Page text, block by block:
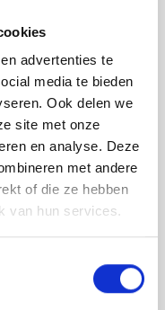
advertenties te
media te bieden
Ook delen we
site met onze
en analyse. Deze
met andere
of die ze hebben
van hun services.